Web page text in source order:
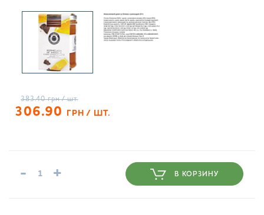
383.40грн / шт.
306.90 ГРН / ШТ.
- + В КОРЗИНУ